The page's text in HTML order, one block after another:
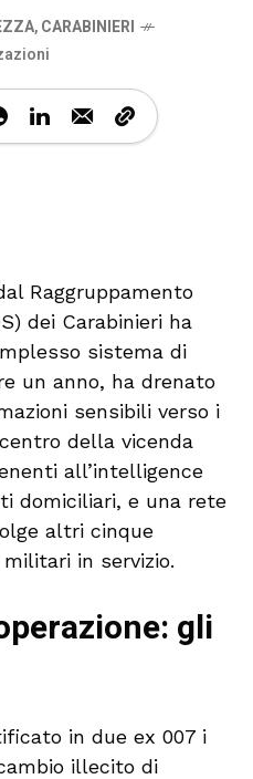
,CARABINIERI
Raggruppamento
dei Carabinieri ha
sistema di
un anno, ha drenato
sensibili verso i
della vicenda
all’intelligence
domiciliari, e una rete
altri cinque
in servizio.
gli
in due ex 007 i
illecito di